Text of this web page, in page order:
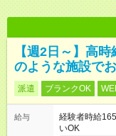
【週2日～】高
のような施設で
派遣 ブランクOK
給与
経験者時給
いOK